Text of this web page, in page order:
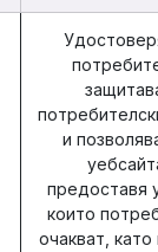
и
предоставя
които
очакват,